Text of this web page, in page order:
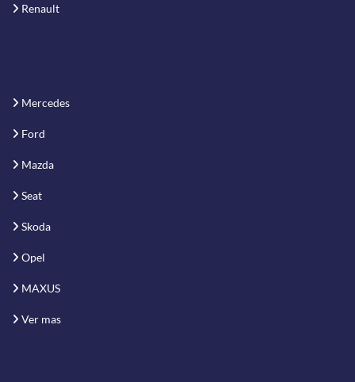
Renault
Mercedes
Ford
Mazda
Seat
Skoda
Opel
MAXUS
Ver mas